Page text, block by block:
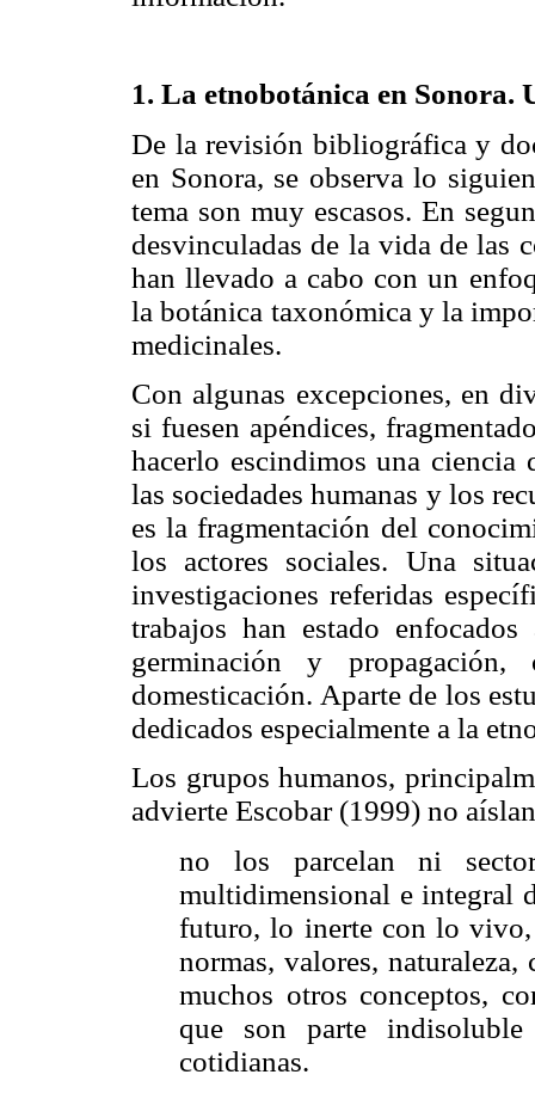
1. La etnobotánica en Sonora.
De la revisión bibliográfica y
en Sonora, se observa lo
tema son muy escasos. En
desvinculadas de la vida de las
han llevado a cabo con un
la botánica taxonómica y la
medicinales.
Con algunas excepciones, en
si fuesen apéndices,
hacerlo escindimos una ciencia
las sociedades humanas y los
es la fragmentación del
los actores sociales. Una
investigaciones referidas
trabajos han estado
germinación y
domesticación. Aparte de los
dedicados especialmente a la
Los grupos humanos,
advierte Escobar (1999) no
no los parcelan ni
multidimensional e integral
futuro, lo inerte con lo
normas, valores,
muchos otros conceptos,
que son parte
cotidianas.